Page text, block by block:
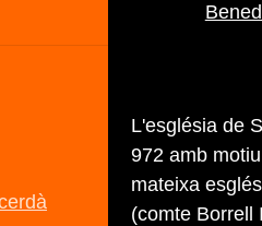
L'església de
972 amb
mateixa
(comte Borrell